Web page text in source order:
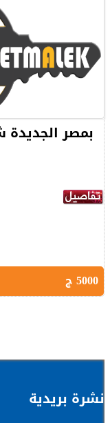
بمصر الجديدة
5000 ج
نشرة بريدية